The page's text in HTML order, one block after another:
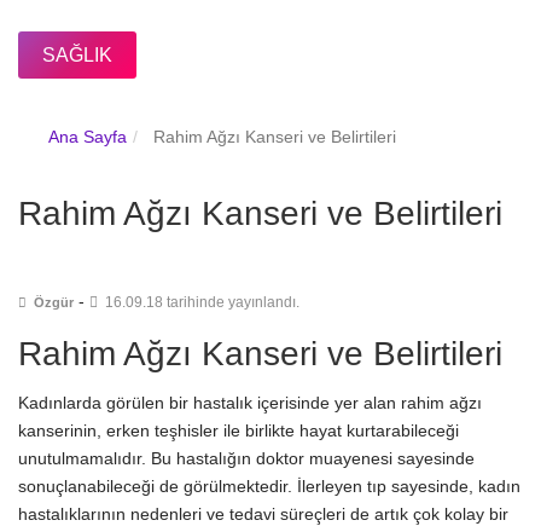
SAĞLIK
Ana Sayfa Rahim Ağzı Kanseri ve Belirtileri
Rahim Ağzı Kanseri ve Belirtileri
Özgür - 16.09.18 tarihinde yayınlandı.
Rahim Ağzı Kanseri ve Belirtileri
Kadınlarda görülen bir hastalık içerisinde yer alan rahim ağzı
kanserinin, erken teşhisler ile birlikte hayat kurtarabileceği
unutulmamalıdır. Bu hastalığın doktor muayenesi sayesinde
sonuçlanabileceği de görülmektedir. İlerleyen tıp sayesinde, kadın
hastalıklarının nedenleri ve tedavi süreçleri de artık çok kolay bir